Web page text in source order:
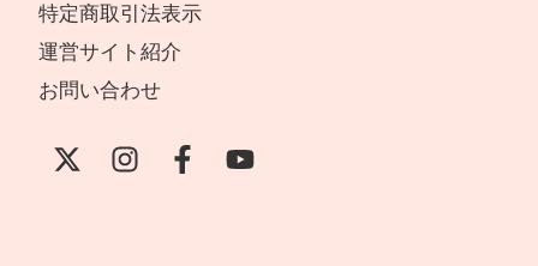
特定商取引法表示
運営サイト紹介
お問い合わせ